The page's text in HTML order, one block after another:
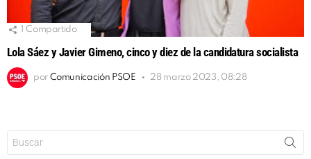
Compartido
Lola Sáez y Javier Gimeno, cinco y diez de la candidatura socialista
por Comunicación PSOE 28 marzo 2023, 08:28